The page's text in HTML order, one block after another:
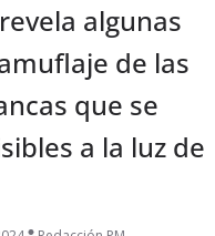
algunas
de las
que se
a la luz de